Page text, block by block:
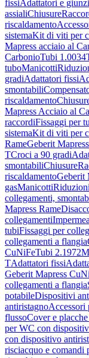
fissiAdattatori e
assialiChiusure
riscaldamento
sistemaKit di viti per
Mapress acciaio al
CarbonioTubi 1.0034
tuboManicotti
gradiAdattatori fissi
smontabili
riscaldamento
Mapress Acciaio al
raccordiFissaggi per
sistemaKit di viti per
RameGeberit
TCroci a 90 gradi
smontabiliChiusure
riscaldamentoGeberit
gasManicottiRiduzioni
collegamenti,
Mapress Rame
collegamenti
tubiFissaggi per
collegamenti a flangia
CuNiFeTubi 2.1972
TAdattatori fissi
Geberit Mapress
collegamenti a flangia
potabileDispositivi
antiristagnoAccessori
flussoCover e
per WC con
con dispositivo
risciacquo e comandi